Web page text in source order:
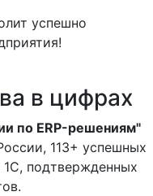
успешно
в цифрах
по ERP-решениям"
113+ успешных
подтвержденных